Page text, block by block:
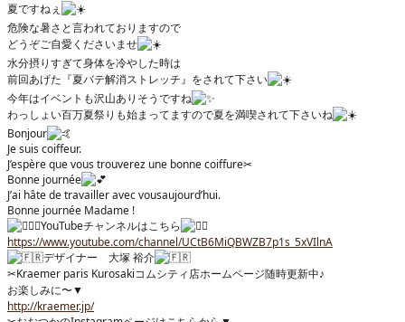
夏ですねぇ
危険な暑さと言われておりますので
どうぞご自愛くださいませ
水分摂りすぎて身体を冷やした時は
前回あげた『夏バテ解消ストレッチ』をされて下さい
今年はイベントも沢山ありそうですね
わっしょい百万夏祭りも始まってますので夏を満喫されて下さいね
Bonjour
Je suis coiffeur.
J’espère que vous trouverez une bonne coiffure✂︎
Bonne journée
J’ai hâte de travailler avec vousaujourd’hui.
Bonne journée Madame !
YouTubeチャンネルはこちら
https://www.youtube.com/channel/UCtB6MiQBWZB7p1s_5xVIlnA
デザイナー 大塚 裕介
✂︎Kraemer paris Kurosakiコムシティ店ホームページ随時更新中♪
お楽しみに〜▼
http://kraemer.jp/